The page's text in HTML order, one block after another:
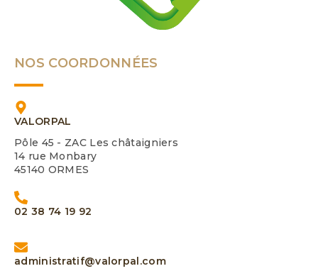
NOS COORDONNÉES
VALORPAL
Pôle 45 - ZAC Les châtaigniers
14 rue Monbary
45140 ORMES
02 38 74 19 92
administratif@valorpal.com